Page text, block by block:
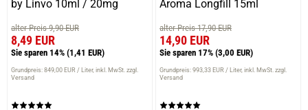
by Linvo 10ml / 20mg
alter Preis 9,90 EUR
8,49 EUR
Sie sparen 14% (1,41 EUR)
Grundpreis: 849,00 EUR / Liter inkl. MwSt. zzgl.
Versand
Aroma Longfill 15ml
alter Preis 17,90 EUR
14,90 EUR
Sie sparen 17% (3,00 EUR)
Grundpreis: 993,33 EUR / Liter inkl. MwSt. zzgl.
Versand